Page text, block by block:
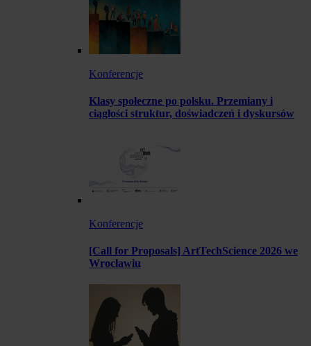
Konferencje
Klasy społeczne po polsku. Przemiany i
ciągłości struktur, doświadczeń i dyskursów
Konferencje
[Call for Proposals] ArtTechScience 2026 we
Wrocławiu